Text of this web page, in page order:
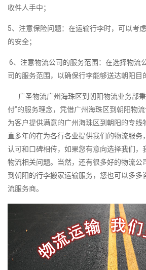
收件人手中；
5、注意保险问题：在运输行李时，可以考
的安全；
6、注意物流公司的服务范围：在选择物流
司的服务范围，以确保行李能够送达朝阳目
广圣物流广州海珠区到朝阳物流业务部秉
付”的服务理念，凭借广州海珠区到朝阳物
为客户提供满意的广州海珠区到朝阳的专线
直多年的在为各行各业提供我们的物流服务
认可和口碑相传，如果您有意向选择我们，
物流相关问题。当然，还有很多好的物流公
到朝阳的行李搬家运输服务，您也可以多多
流服务商。